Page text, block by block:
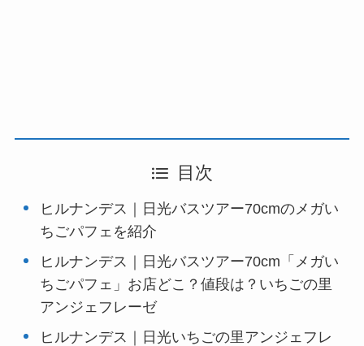
目次
ヒルナンデス｜日光バスツアー70cmのメガい
ちごパフェを紹介
ヒルナンデス｜日光バスツアー70cm「メガい
ちごパフェ」お店どこ？値段は？いちごの里
アンジェフレーゼ
ヒルナンデス｜日光いちごの里アンジェフレ